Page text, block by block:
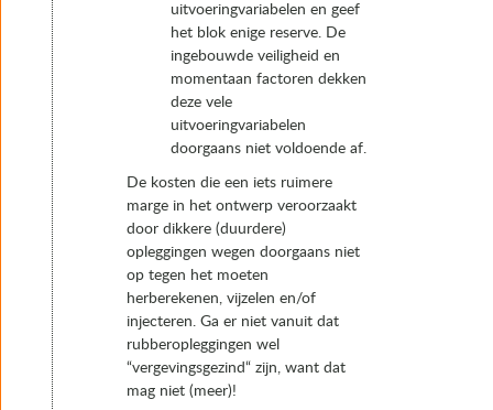
uitvoeringvariabelen en geef
het blok enige reserve. De
ingebouwde veiligheid en
momentaan factoren dekken
deze vele
uitvoeringvariabelen
doorgaans niet voldoende af.
De kosten die een iets ruimere
marge in het ontwerp veroorzaakt
door dikkere (duurdere)
opleggingen wegen doorgaans niet
op tegen het moeten
herberekenen, vijzelen en/of
injecteren. Ga er niet vanuit dat
rubberopleggingen wel
“vergevingsgezind“ zijn, want dat
mag niet (meer)!